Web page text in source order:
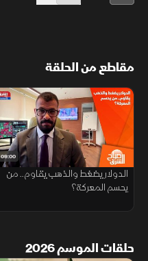
مقاطع من الحلقة
09:00
الدولار يضغط والذهب يقاوم.. من
يحسم المعركة؟
حلقات الموسم 2026